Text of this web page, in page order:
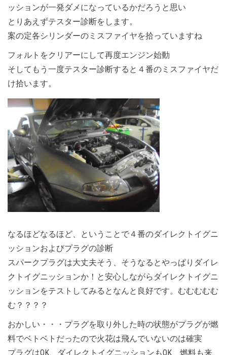
ッションが一発ダメになっているかだろうと思い
とりあえずテスター診断をします。
案の定各シリンダーのミスファイヤを拾っていますね
フォルトをクリアーにして再度エンジン始動
そしてもう一度テスター診断すると４番のミスファイヤだ
け拾います。
なるほどなるほど、ということで４番のダイレクトイグニ
ッションおよびプラグの診断
スパークプラグは大丈夫そう、そうなるとやっぱりダイレ
クトイグニッションか！と安心しながらダイレクトイグニ
ッションをテストしてみるとなんと良好です。むむむむむ
む？？？？
おかしい・・・プラグを取り外した時の状態がプラグが燃
料でベトベトだったので火花は飛んでいないのは確実
プラグはOK、ダイレクトイグニッションもOK 燃料も来